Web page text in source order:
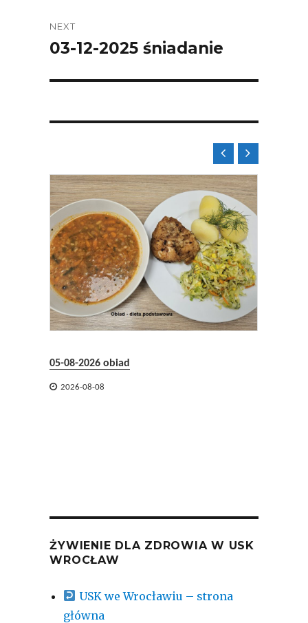
NEXT
Next
03-12-2025 śniadanie

05-08-2026 obiad
 2026-08-08

ŻYWIENIE DLA ZDROWIA W USK
WROCŁAW
USK we Wrocławiu – strona
główna